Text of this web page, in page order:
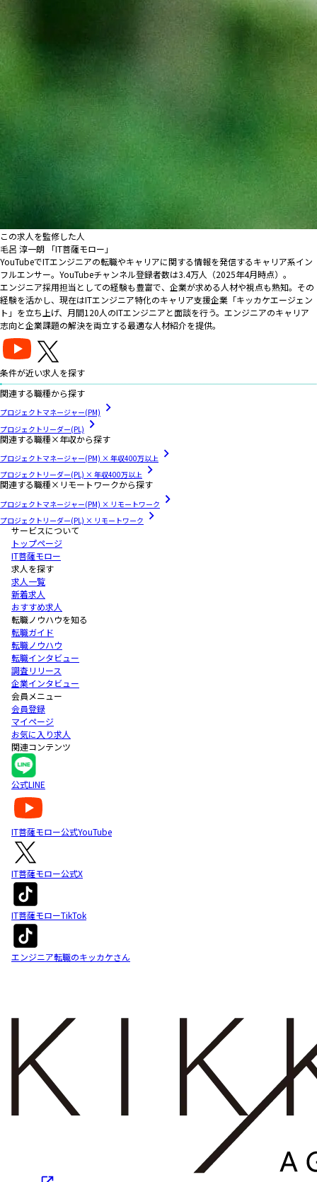
この求人を監修した人
毛呂 淳一朗 「IT菩薩モロー」
YouTubeでITエンジニアの転職やキャリアに関する情報を発信するキャリア系イン
フルエンサー。YouTubeチャンネル登録者数は3.4万人（2025年4月時点）。
エンジニア採用担当としての経験も豊富で、企業が求める人材や視点も熟知。その
経験を活かし、現在はITエンジニア特化のキャリア支援企業「キッカケエージェン
ト」を立ち上げ、月間120人のITエンジニアと面談を行う。エンジニアのキャリア
志向と企業課題の解決を両立する最適な人材紹介を提供。
条件が近い求人を探す
関連する職種から探す
プロジェクトマネージャー(PM)
プロジェクトリーダー(PL)
関連する職種×年収から探す
プロジェクトマネージャー(PM) × 年収400万以上
プロジェクトリーダー(PL) × 年収400万以上
関連する職種×リモートワークから探す
プロジェクトマネージャー(PM) × リモートワーク
プロジェクトリーダー(PL) × リモートワーク
サービスについて
トップページ
IT菩薩モロー
求人を探す
求人一覧
新着求人
おすすめ求人
転職ノウハウを知る
転職ガイド
転職ノウハウ
転職インタビュー
調査リリース
企業インタビュー
会員メニュー
会員登録
マイページ
お気に入り求人
関連コンテンツ
公式LINE
IT菩薩モロー公式YouTube
IT菩薩モロー公式X
IT菩薩モローTikTok
エンジニア転職のキッカケさん